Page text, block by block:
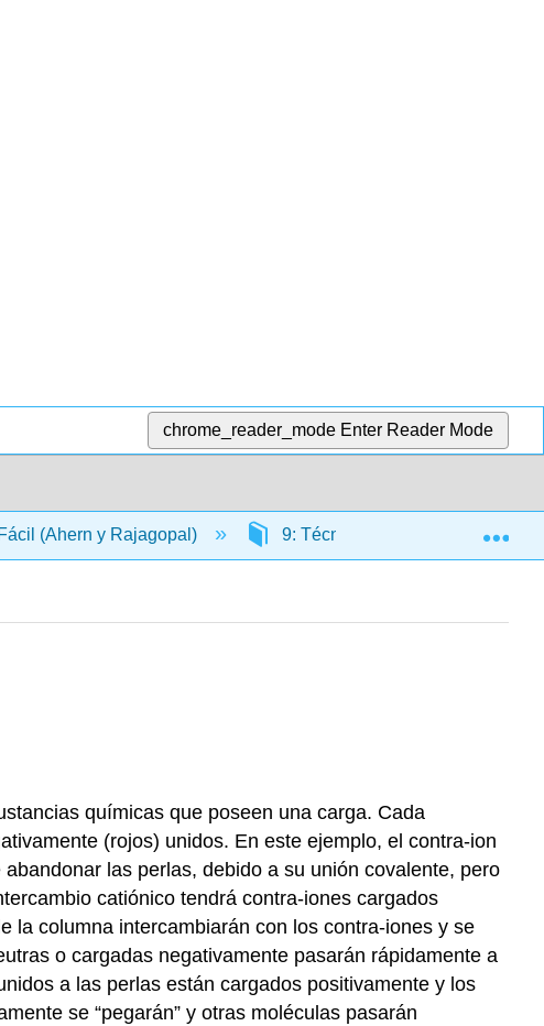
chrome_reader_mode Enter Reader Mode
(Ahern y Rajagopal) 9: Técnicas 9.3:
químicas que poseen una carga. Cada
(rojos) unidos. En este ejemplo, el contra-ion
las perlas, debido a su unión covalente, pero
catiónico tendrá contra-iones cargados
la columna intercambiarán con los contra-iones y se
o cargadas negativamente pasarán rápidamente a
a las perlas están cargados positivamente y los
se “pegarán” y otras moléculas pasarán